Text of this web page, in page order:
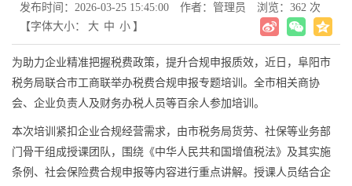
发布时间：2026-03-25 15:45:00 作者：管理员
浏览：362 次
【字体大小：
大 中 小 】
为助力企业精准把握税费政策，提升合规申报质效，近日，阜阳市
税务局联合市工商联举办税费合规申报专题培训。全市相关商协
会、企业负责人及财务办税人员等百余人参加培训。
本次培训紧扣企业合规经营需求，由市税务局货劳、社保等业务部
门骨干组成授课团队，围绕《中华人民共和国增值税法》及其实施
条例、社会保险费合规申报等内容进行重点讲解。授课人员结合企